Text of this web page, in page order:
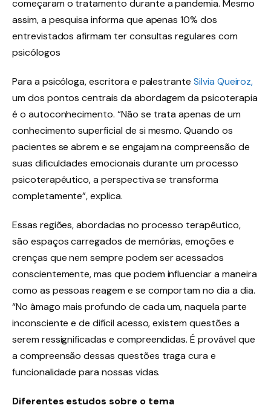
começaram o tratamento durante a pandemia. Mesmo
assim, a pesquisa informa que apenas 10% dos
entrevistados afirmam ter consultas regulares com
psicólogos
Para a psicóloga, escritora e palestrante Silvia Queiroz,
um dos pontos centrais da abordagem da psicoterapia
é o autoconhecimento. “Não se trata apenas de um
conhecimento superficial de si mesmo. Quando os
pacientes se abrem e se engajam na compreensão de
suas dificuldades emocionais durante um processo
psicoterapêutico, a perspectiva se transforma
completamente”, explica.
Essas regiões, abordadas no processo terapêutico,
são espaços carregados de memórias, emoções e
crenças que nem sempre podem ser acessados
conscientemente, mas que podem influenciar a maneira
como as pessoas reagem e se comportam no dia a dia.
“No âmago mais profundo de cada um, naquela parte
inconsciente e de difícil acesso, existem questões a
serem ressignificadas e compreendidas. É provável que
a compreensão dessas questões traga cura e
funcionalidade para nossas vidas.
Diferentes estudos sobre o tema